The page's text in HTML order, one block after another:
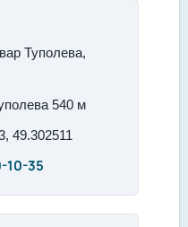
Туполева,
540 м
49.302511
10-35